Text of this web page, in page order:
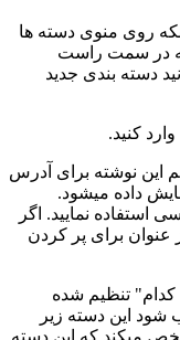
روی منوی دسته ها
در سمت راست
دسته بندی جدید
کنید.
این نوشته برای آدرس
داده میشود.
استفاده نمایید. اگر
برای پر کردن
تنظیم شده
شود این دسته زیر
میکند که این دسته